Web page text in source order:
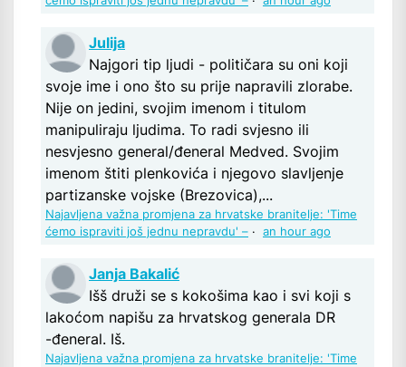
Julija
Najgori tip ljudi - političara su oni koji
svoje ime i ono što su prije napravili zlorabe.
Nije on jedini, svojim imenom i titulom
manipuliraju ljudima. To radi svjesno ili
nesvjesno general/đeneral Medved. Svojim
imenom štiti plenkovića i njegovo slavljenje
partizanske vojske (Brezovica),...
Najavljena važna promjena za hrvatske branitelje: 'Time
ćemo ispraviti još jednu nepravdu' – · an hour ago
Janja Bakalić
Išš druži se s kokošima kao i svi koji s
lakoćom napišu za hrvatskog generala DR
-đeneral. Iš.
Najavljena važna promjena za hrvatske branitelje: 'Time